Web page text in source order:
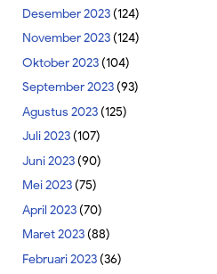
Desember 2023(124)
November 2023(124)
Oktober 2023(104)
September 2023(93)
Agustus 2023(125)
Juli 2023(107)
Juni 2023(90)
Mei 2023(75)
April 2023(70)
Maret 2023(88)
Februari 2023(36)